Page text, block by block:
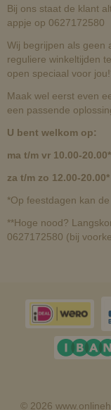
Bij ons staat de klant
appje op 0627172580
Wij begrijpen als geen
reguliere winkeltijden
open speciaal voor
Maak wel eerst even
een passende
U bent welkom op:
ma t/m vr 10.00-20.00*
za t/m zo 12.00-20.00*
*Op feestdagen kan
**Hoge nood?
0627172580 (bij
© 2026